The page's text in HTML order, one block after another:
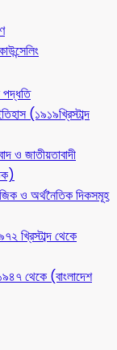
পদ্ধতি
(১৯১৯খ্রিস্টাব্দ
ও জাতীয়তাবাদী
ও অর্থনৈতিক দিকসমূহ
খ্রিস্টাব্দ থেকে
থেকে (বাংলাদেশ